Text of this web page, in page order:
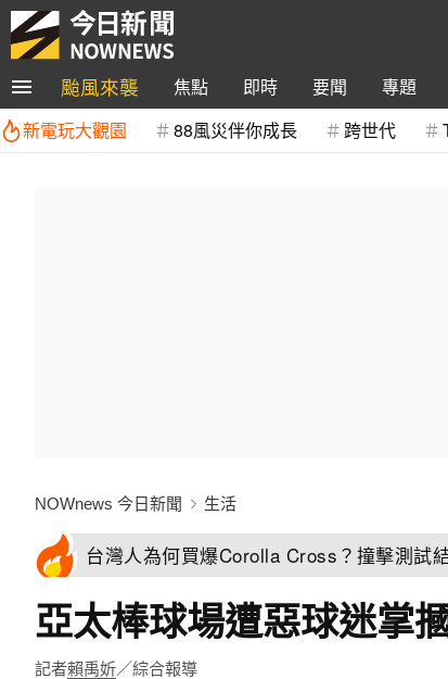
颱風來襲 焦點 即時 要聞 專題
新電玩大觀園
88風災伴你成長 跨世代
NOWnews 今日新聞 生活
台灣人為何買爆Corolla Cross？撞擊測試
亞太棒球場遭惡球迷掌
記者賴禹妡／綜合報導